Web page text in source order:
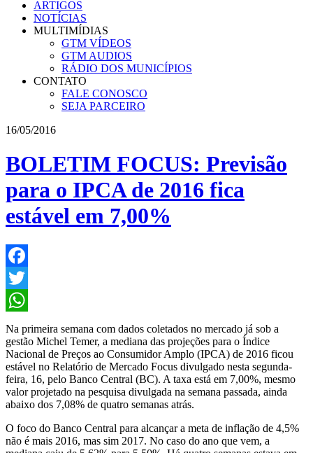
ARTIGOS
NOTÍCIAS
MULTIMÍDIAS
GTM VÍDEOS
GTM AUDIOS
RÁDIO DOS MUNICÍPIOS
CONTATO
FALE CONOSCO
SEJA PARCEIRO
16/05/2016
BOLETIM FOCUS: Previsão
para o IPCA de 2016 fica
estável em 7,00%
Facebook
Twitter
WhatsApp
Na primeira semana com dados coletados no mercado já sob a
gestão Michel Temer, a mediana das projeções para o Índice
Nacional de Preços ao Consumidor Amplo (IPCA) de 2016 ficou
estável no Relatório de Mercado Focus divulgado nesta segunda-
feira, 16, pelo Banco Central (BC). A taxa está em 7,00%, mesmo
valor projetado na pesquisa divulgada na semana passada, ainda
abaixo dos 7,08% de quatro semanas atrás.
O foco do Banco Central para alcançar a meta de inflação de 4,5%
não é mais 2016, mas sim 2017. No caso do ano que vem, a